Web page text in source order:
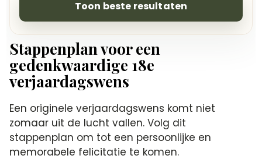
Toon beste resultaten
Stappenplan voor een
gedenkwaardige 18e
verjaardagswens
Een originele verjaardagswens komt niet
zomaar uit de lucht vallen.​ Volg dit
stappenplan om tot een persoonlijke en
memorabele felicitatie te komen.​